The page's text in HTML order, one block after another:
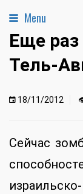
Menu
Еще
Тель-
18/11/2012
Сейчас